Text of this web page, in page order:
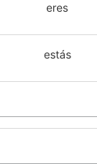
eres
estás